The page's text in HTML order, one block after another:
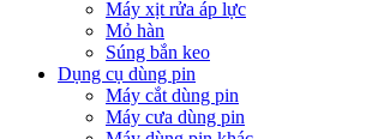
Máy xịt rửa áp lực
Mỏ hàn
Súng bắn keo
Dụng cụ dùng pin
Máy cắt dùng pin
Máy cưa dùng pin